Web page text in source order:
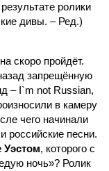
ролики
дивы. – Ред.)
скоро пройдёт.
запрещённую
– I`m not Russian,
в камеру
чего начинали
российские песни.
Уэстом, которого с
ночь»? Ролик